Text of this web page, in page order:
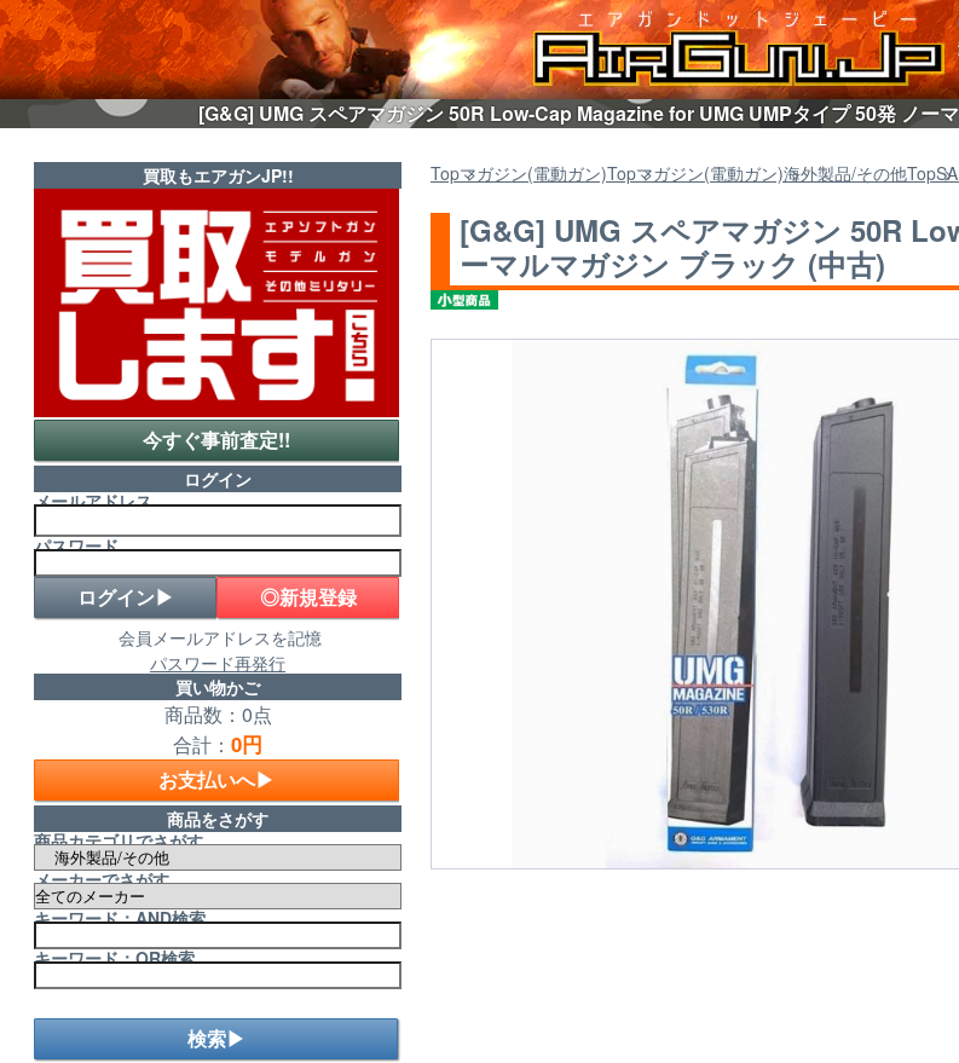
[G&G] UMG スペアマガジン 50R Low-Cap Magazine for UMG UMPタイプ 50発 ノー
Topマガジン(電動ガン)Topマガジン(電動ガン)海外製品/その他Top
[G&G] UMG スペアマガジン 50R
ーマルマガジン ブラック (中古)
買取もエアガンJP!!
今すぐ事前査定!!
ログイン
メールアドレス
パスワード
◎新規登録
会員メールアドレスを記憶
パスワード再発行
買い物かご
商品数：0点
合計： 0円
お支払いへ▶
商品をさがす
商品カテゴリでさがす
メーカーでさがす
キーワード：AND検索
キーワード：OR検索
検索▶